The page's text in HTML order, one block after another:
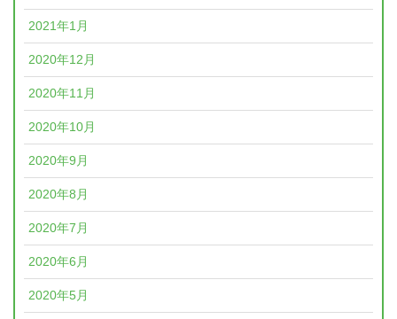
2021年1月
2020年12月
2020年11月
2020年10月
2020年9月
2020年8月
2020年7月
2020年6月
2020年5月